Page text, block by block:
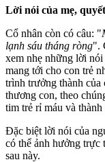
Lời nói của mẹ,
Cổ nhân còn có câu: "
lạnh sáu tháng ròng".
xem nhẹ những lời
mang tới cho con trẻ
trình trưởng thành
thương con, theo
tim trẻ rỉ máu và
Đặc biệt lời nói của
có thể ảnh hưởng trực
sau này.